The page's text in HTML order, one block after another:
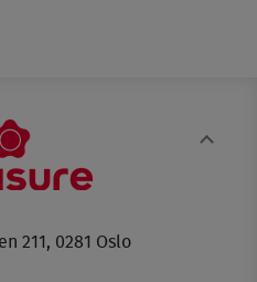
211, 0281 Oslo